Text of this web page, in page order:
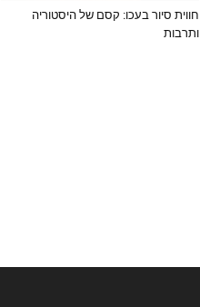
חווית סיור בעכו: קסם של היסטוריה
ותרבות